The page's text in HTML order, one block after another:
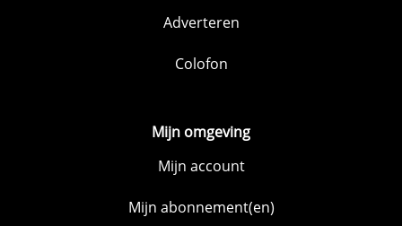
Adverteren
Colofon
Mijn omgeving
Mijn account
Mijn abonnement(en)